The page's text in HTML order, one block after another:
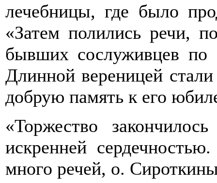
лечебницы, где было
«Затем полились речи,
бывших сослуживцев по
Длинной вереницей
добрую память к его
«Торжество
искренней
много речей, о.